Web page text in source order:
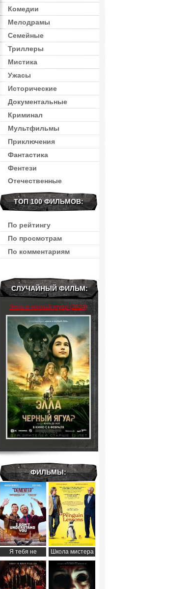
Комедии
Мелодрамы
Семейные
Триллеры
Мистика
Ужасы
Исторические
Документальные
Криминал
Мультфильмы
Приключения
Фантастика
Фентези
Отечественные
ТОП 100 ФИЛЬМОВ:
По рейтингу
По просмотрам
По комментариям
СЛУЧАЙНЫЙ ФИЛЬМ:
Элла и черный ягуар (2024)
ФИЛЬМЫ:
Я тебя не
понимаю (2024)
Школа мистера
Пингвина (2024)